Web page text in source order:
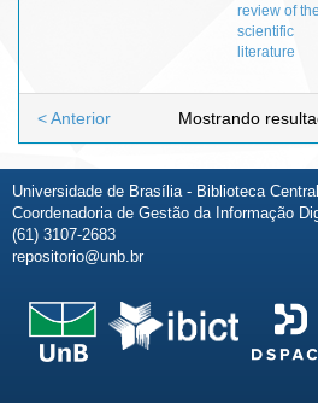
review of the
scientific
literature
Mostrando
< Anterior
Universidade de Brasília - Biblioteca Central
Coordenadoria de Gestão da Informação
(61) 3107-2683
repositorio@unb.br